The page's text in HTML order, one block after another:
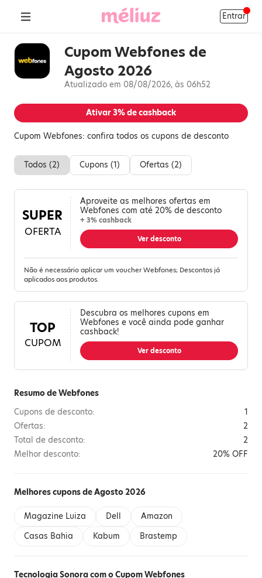
Entrar
Cupom Webfones de
Agosto 2026
Atualizado em 08/08/2026, às 06h52
Ativar3%de cashback
Cupom Webfones: confira todos os cupons de desconto
Todos (2) Cupons (1) Ofertas (2)
SUPER
OFERTA
Aproveite as melhores ofertas em
Webfones com até 20% de desconto
+ 3% cashback
Ver desconto
Não é necessário aplicar um voucher Webfones; Descontos já
aplicados aos produtos.
TOP
CUPOM
Descubra os melhores cupons em
Webfones e você ainda pode ganhar
cashback!
Ver desconto
Resumo de Webfones
Cupons de desconto:
1
Ofertas:
2
Total de desconto:
2
Melhor desconto:
20% OFF
Melhores cupons de Agosto 2026
Magazine Luiza Dell
Amazon
Casas Bahia
Kabum Brastemp
Tecnologia Sonora com o Cupom Webfones